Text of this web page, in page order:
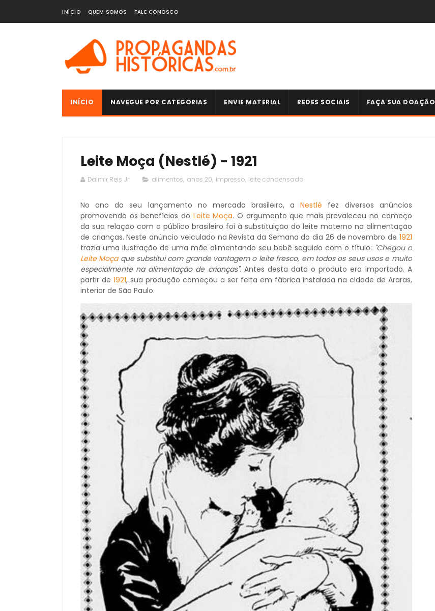
INÍCIO QUEM SOMOS FALE CONOSCO
INÍCIO NAVEGUE POR CATEGORIAS ENVIE MATERIAL REDES SOCIAIS FAÇA SUA DOAÇÃO
Leite Moça (Nestlé) - 1921
Dalmir Reis Jr. alimentos, anos 20, impresso, leite condensado
No ano do seu lançamento no mercado brasileiro, aNestlé fez diversos anúncios
promovendo os benefícios do Leite Moça. O argumento que mais prevaleceu no começo
da sua relação com o público brasileiro foi à substituição do leite materno na alimentação
de crianças. Neste anúncio veiculado na Revista da Semana do dia 26 de novembro de 1921
trazia uma ilustração de uma mãe alimentando seu bebê seguido com o título: "Chegou o
Leite Moçaque substitui com grande vantagem o leite fresco, em todos os seus usos e muito
especialmente na alimentação de crianças". Antes desta data o produto era importado. A
partir de 1921, sua produção começou a ser feita em fábrica instalada na cidade de Araras,
interior de São Paulo.